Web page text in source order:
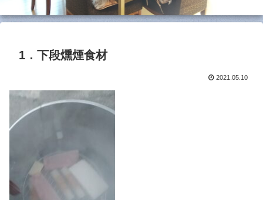
1．下段燻煙食材
2021.05.10